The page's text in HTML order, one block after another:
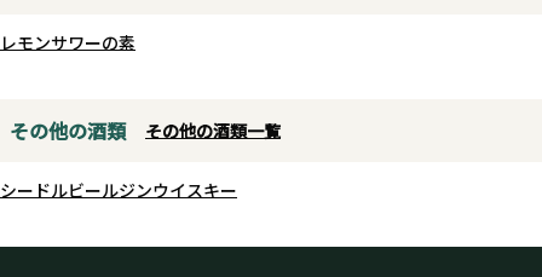
レモンサワーの素
その他の酒類 その他の酒類一覧
シードルビールジンウイスキー